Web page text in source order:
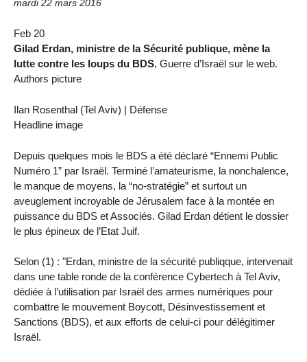
mardi 22 mars 2016
Feb 20
Gilad Erdan, ministre de la Sécurité publique, mène la
lutte contre les loups du BDS. Guerre d’Israël sur le web.
Authors picture
Ilan Rosenthal (Tel Aviv) | Défense
Headline image
Depuis quelques mois le BDS a été déclaré “Ennemi Public
Numéro 1” par Israël. Terminé l’amateurisme, la nonchalence,
le manque de moyens, la “no-stratégie” et surtout un
aveuglement incroyable de Jérusalem face à la montée en
puissance du BDS et Associés. Gilad Erdan détient le dossier
le plus épineux de l’Etat Juif.
Selon (1) : "Erdan, ministre de la sécurité publiqque, intervenait
dans une table ronde de la conférence Cybertech à Tel Aviv,
dédiée à l’utilisation par Israël des armes numériques pour
combattre le mouvement Boycott, Désinvestissement et
Sanctions (BDS), et aux efforts de celui-ci pour délégitimer
Israël.